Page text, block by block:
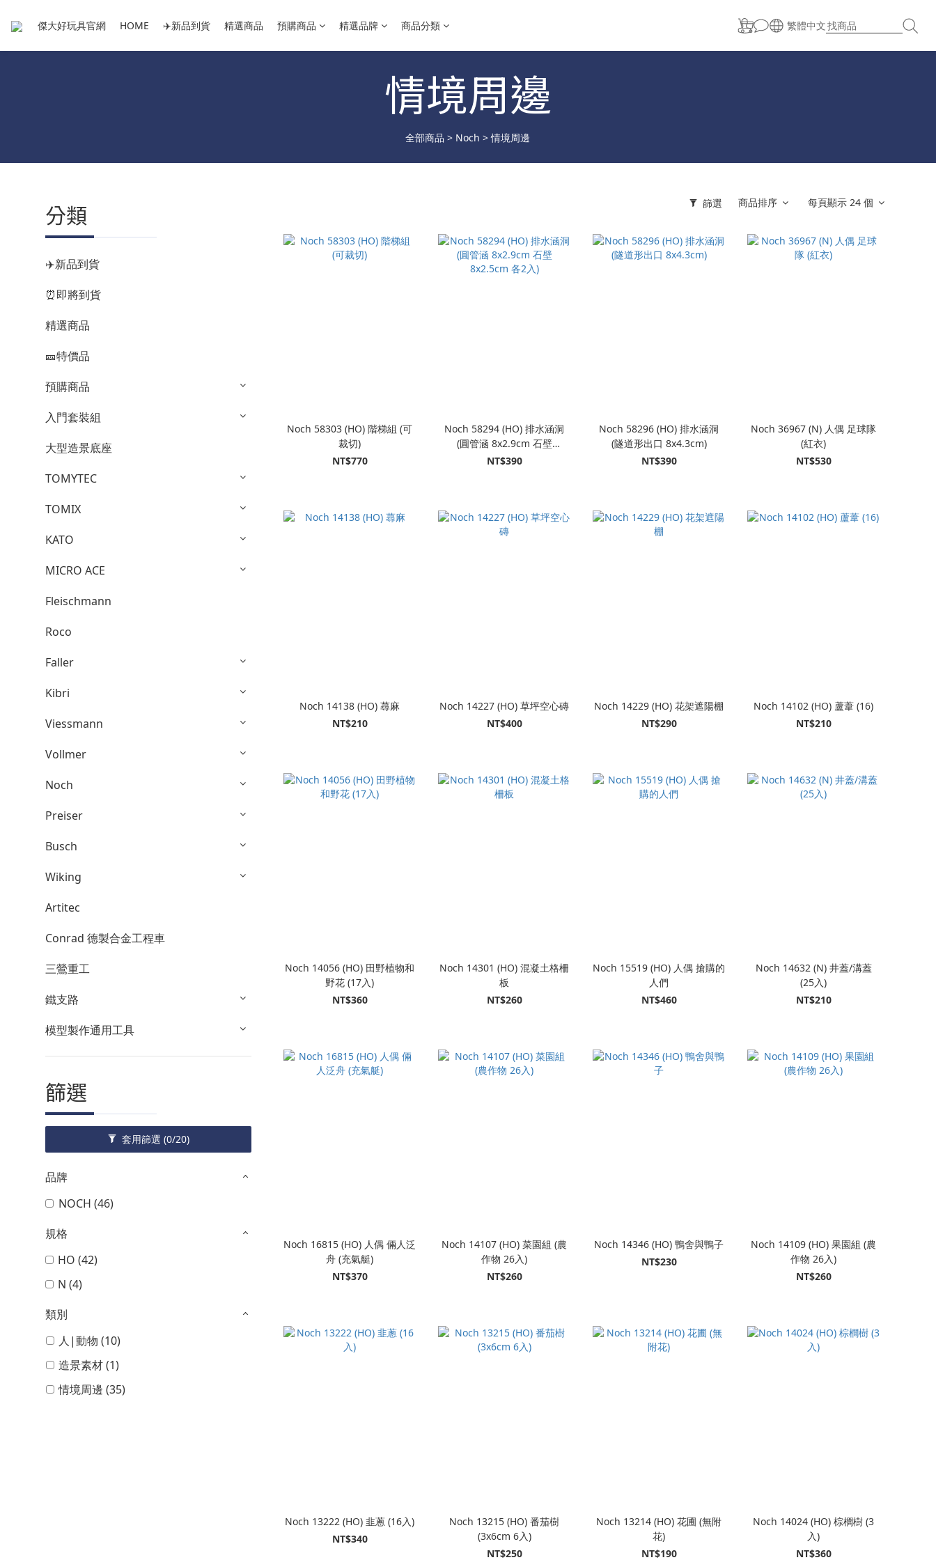
傑大好玩具官網 HOME ✈️新品到貨 精選商品 預購商品 精選品牌 商品分類 繁體中文
情境周邊
全部商品 > Noch >情境周邊
分類
✈️新品到貨
⏰即將到貨
精選商品
🎫特價品
預購商品
入門套裝組
大型造景底座
TOMYTEC
TOMIX
KATO
MICRO ACE
Fleischmann
Roco
Faller
Kibri
Viessmann
Vollmer
Noch
Preiser
Busch
Wiking
Artitec
Conrad 德製合金工程車
三鶯重工
鐵支路
模型製作通用工具
篩選
套用篩選 (0/20)
品牌
NOCH (46)
規格
HO (42)
N (4)
類別
人|動物 (10)
造景素材 (1)
情境周邊 (35)
篩選 商品排序 每頁顯示 24 個
Noch 58303 (HO) 階梯組 (可
裁切)
NT$770
Noch 58294 (HO) 排水涵洞
(圓管涵 8x2.9cm 石壁
8x2.5cm 各2入)
NT$390
Noch 58296 (HO) 排水涵洞
(隧道形出口 8x4.3cm)
NT$390
Noch 36967 (N) 人偶 足球隊
(紅衣)
NT$530
Noch 14138 (HO) 蕁麻
NT$210
Noch 14227 (HO) 草坪空心磚
NT$400
Noch 14229 (HO) 花架遮陽棚
NT$290
Noch 14102 (HO) 蘆葦 (16)
NT$210
Noch 14056 (HO) 田野植物和
野花 (17入)
NT$360
Noch 14301 (HO) 混凝土格柵
板
NT$260
Noch 15519 (HO) 人偶 搶購的
人們
NT$460
Noch 14632 (N) 井蓋/溝蓋
(25入)
NT$210
Noch 16815 (HO) 人偶 倆人泛
舟 (充氣艇)
NT$370
Noch 14107 (HO) 菜園組 (農
作物 26入)
NT$260
Noch 14346 (HO) 鴨舍與鴨子
NT$230
Noch 14109 (HO) 果園組 (農
作物 26入)
NT$260
Noch 13222 (HO) 韭蔥 (16入)
NT$340
Noch 13215 (HO) 番茄樹
(3x6cm 6入)
NT$250
Noch 13214 (HO) 花圃 (無附
花)
NT$190
Noch 14024 (HO) 棕櫚樹 (3
入)
NT$360